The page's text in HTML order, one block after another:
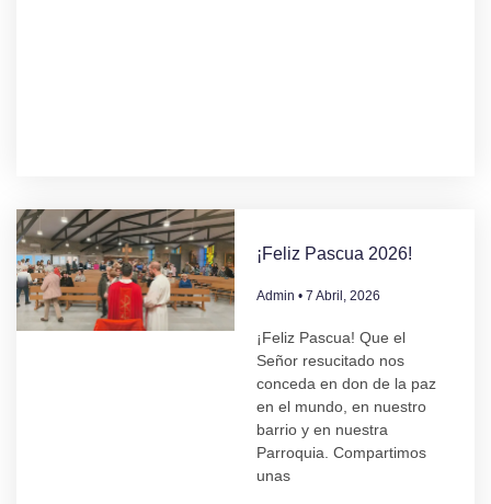
¡Feliz Pascua 2026!
Admin 7 Abril, 2026
¡Feliz Pascua! Que el
Señor resucitado nos
conceda en don de la paz
en el mundo, en nuestro
barrio y en nuestra
Parroquia. Compartimos
unas